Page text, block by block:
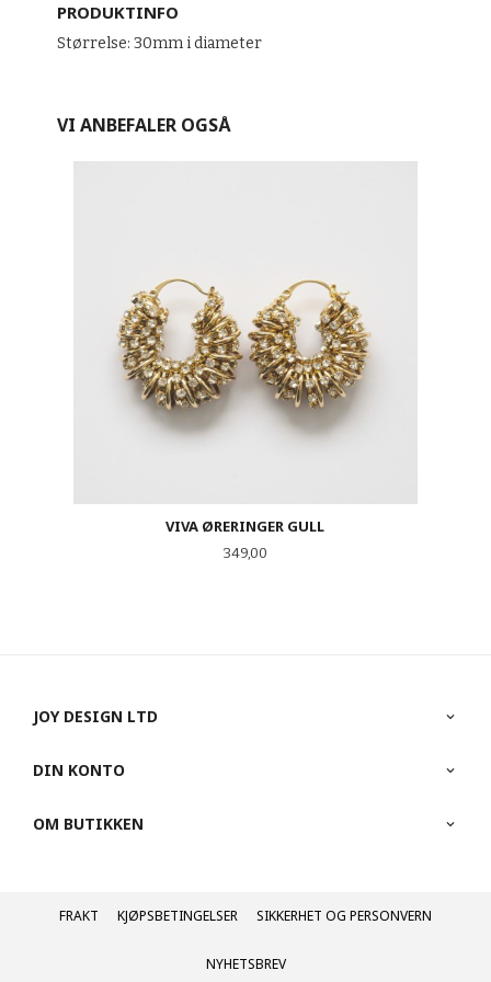
PRODUKTINFO
Størrelse: 30mm i diameter
VI ANBEFALER OGSÅ
VIVA ØRERINGER GULL
Pris
349,00
JOY DESIGN LTD
DIN KONTO
OM BUTIKKEN
FRAKT KJØPSBETINGELSER SIKKERHET OG PERSONVERN
NYHETSBREV